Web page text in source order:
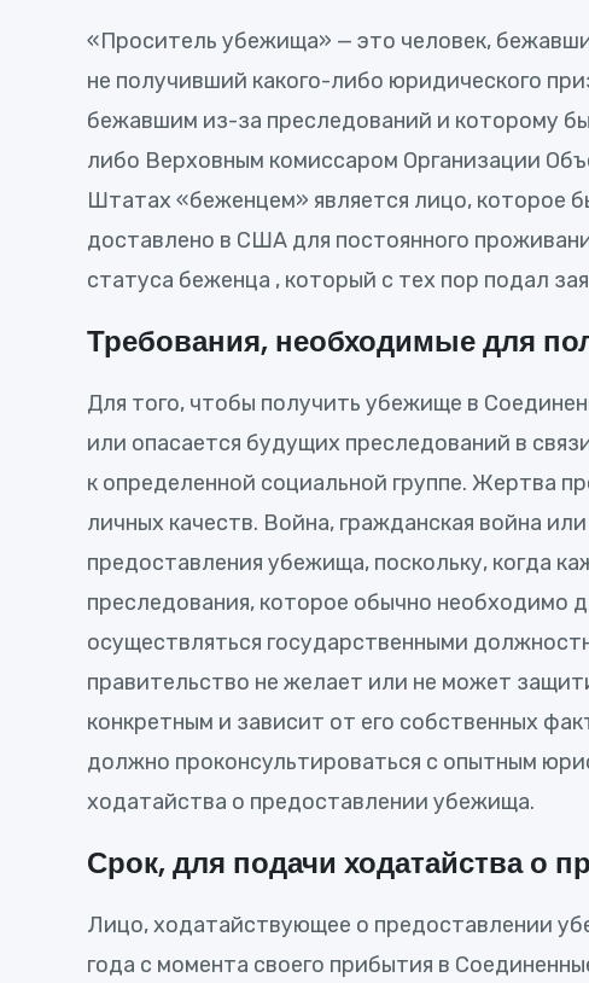
«Проситель убежища» — это человек,
не получивший какого-либо юридического
бежавшим из-за преследований и которому
либо Верховным комиссаром Организации
Штатах «беженцем» является лицо, которое
доставлено в США для постоянного
статуса беженца , который с тех пор подал
Требования, необходимые для
Для того, чтобы получить убежище в
или опасается будущих преследований в
к определенной социальной группе. Жертва
личных качеств. Война, гражданская война
предоставления убежища, поскольку, когда
преследования, которое обычно необходимо
осуществляться государственными
правительство не желает или не может
конкретным и зависит от его собственных
должно проконсультироваться с опытным
ходатайства о предоставлении убежища.
Срок, для подачи ходатайства о
Лицо, ходатайствующее о предоставлении
года с момента своего прибытия в